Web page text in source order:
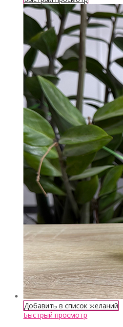
Добавить в список желаний
Быстрый просмотр